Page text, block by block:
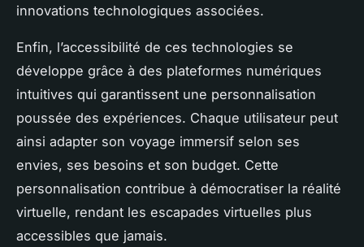
innovations technologiques associées.
Enfin, l’accessibilité de ces technologies se
développe grâce à des plateformes numériques
intuitives qui garantissent une personnalisation
poussée des expériences. Chaque utilisateur peut
ainsi adapter son voyage immersif selon ses
envies, ses besoins et son budget. Cette
personnalisation contribue à démocratiser la réalité
virtuelle, rendant les escapades virtuelles plus
accessibles que jamais.